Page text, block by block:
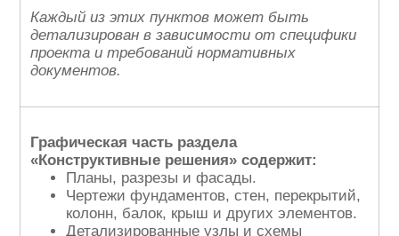
Каждый из этих пунктов может быть
детализирован в зависимости от специфики
проекта и требований нормативных
документов.
Графическая часть раздела
«Конструктивные решения» содержит:
Планы, разрезы и фасады.
Чертежи фундаментов, стен, перекрытий,
колонн, балок, крыш и других элементов.
Детализированные узлы и схемы